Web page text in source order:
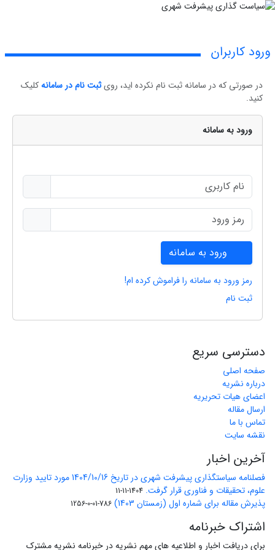
ورود کاربران
در صورتی که در سامانه ثبت نام نکرده اید، رویثبت نام در سامانهکلیک
کنید.
ورود به سامانه
ورود به سامانه
رمز ورود به سامانه را فراموش کرده ام!
ثبت نام
دسترسی سریع
صفحه اصلی
درباره نشریه
اعضای هیات تحریریه
ارسال مقاله
تماس با ما
نقشه سایت
آخرین اخبار
فصلنامه سیاستگذاری پیشرفت شهری در تاریخ 1404/10/16 مورد تایید وزارت
علوم، تحقیقات و فناوری قرار گرفت. 1404-11-11
پذیرش مقاله برای شماره اول (زمستان 1403) 786-01-0-1256
اشتراک خبرنامه
برای دریافت اخبار و اطلاعیه های مهم نشریه در خبرنامه نشریه مشترک